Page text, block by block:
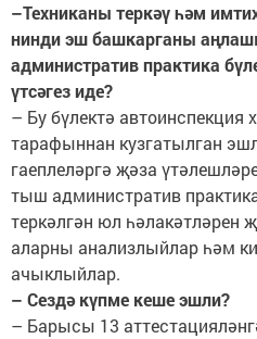
–Техниканы теркәү һәм
нинди эш башкарганы
административ практика
үтсәгез иде?
– Бу бүлектә автоинспекция
тарафыннан кузгатылган
гаеплеләргә җәза
тыш административ
теркәлгән юл һәлакәтләрен
аларны анализлыйлар һәм
ачыклыйлар.
– Сездә күпме кеше эшли?
– Барысы 13